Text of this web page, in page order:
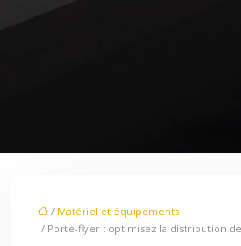
/ Matériel et équipements
/ Porte-flyer : optimisez la distribution